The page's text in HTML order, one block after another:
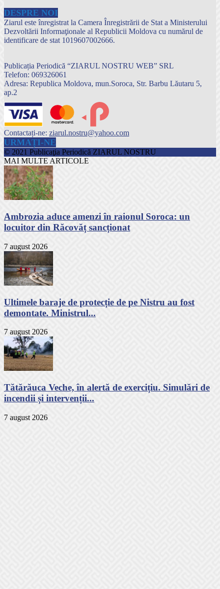
DESPRE NOI
Ziarul este înregistrat la Camera Înregistrării de Stat a Ministerului
Dezvoltării Informaţionale al Republicii Moldova cu numărul de
identificare de stat 1019607002666.
Publicația Periodică “ZIARUL NOSTRU WEB” SRL
Telefon: 069326061
Adresa: Republica Moldova, mun.Soroca, Str. Barbu Lăutaru 5,
ap.2
Contactați-ne: ziarul.nostru@yahoo.com
URMAȚI-NE
© 2021 Publicaţia Periodică ZIARUL NOSTRU
MAI MULTE ARTICOLE
Ambrozia aduce amenzi în raionul Soroca: un
locuitor din Răcovăț sancționat
7 august 2026
Ultimele baraje de protecție de pe Nistru au fost
demontate. Ministrul...
7 august 2026
Tătărăuca Veche, în alertă de exercițiu. Simulări de
incendii și intervenții...
7 august 2026